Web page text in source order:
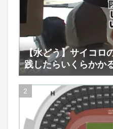
【水どう】サイコロ
践したらいくらかか